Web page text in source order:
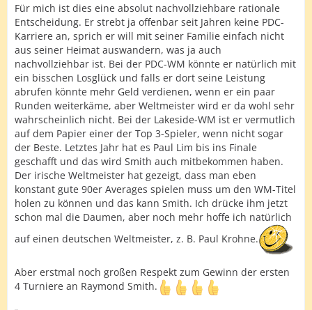
Für mich ist dies eine absolut nachvollziehbare rationale
Entscheidung. Er strebt ja offenbar seit Jahren keine PDC-
Karriere an, sprich er will mit seiner Familie einfach nicht
aus seiner Heimat auswandern, was ja auch
nachvollziehbar ist. Bei der PDC-WM könnte er natürlich mit
ein bisschen Losglück und falls er dort seine Leistung
abrufen könnte mehr Geld verdienen, wenn er ein paar
Runden weiterkäme, aber Weltmeister wird er da wohl sehr
wahrscheinlich nicht. Bei der Lakeside-WM ist er vermutlich
auf dem Papier einer der Top 3-Spieler, wenn nicht sogar
der Beste. Letztes Jahr hat es Paul Lim bis ins Finale
geschafft und das wird Smith auch mitbekommen haben.
Der irische Weltmeister hat gezeigt, dass man eben
konstant gute 90er Averages spielen muss um den WM-Titel
holen zu können und das kann Smith. Ich drücke ihm jetzt
schon mal die Daumen, aber noch mehr hoffe ich natürlich
auf einen deutschen Weltmeister, z. B. Paul Krohne.
Aber erstmal noch großen Respekt zum Gewinn der ersten
4 Turniere an Raymond Smith.